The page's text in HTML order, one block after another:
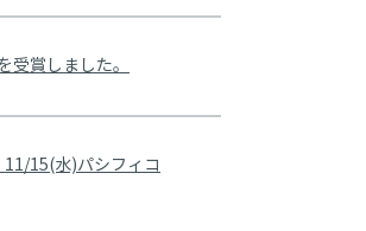
賞しました。
15(水)パシフィコ